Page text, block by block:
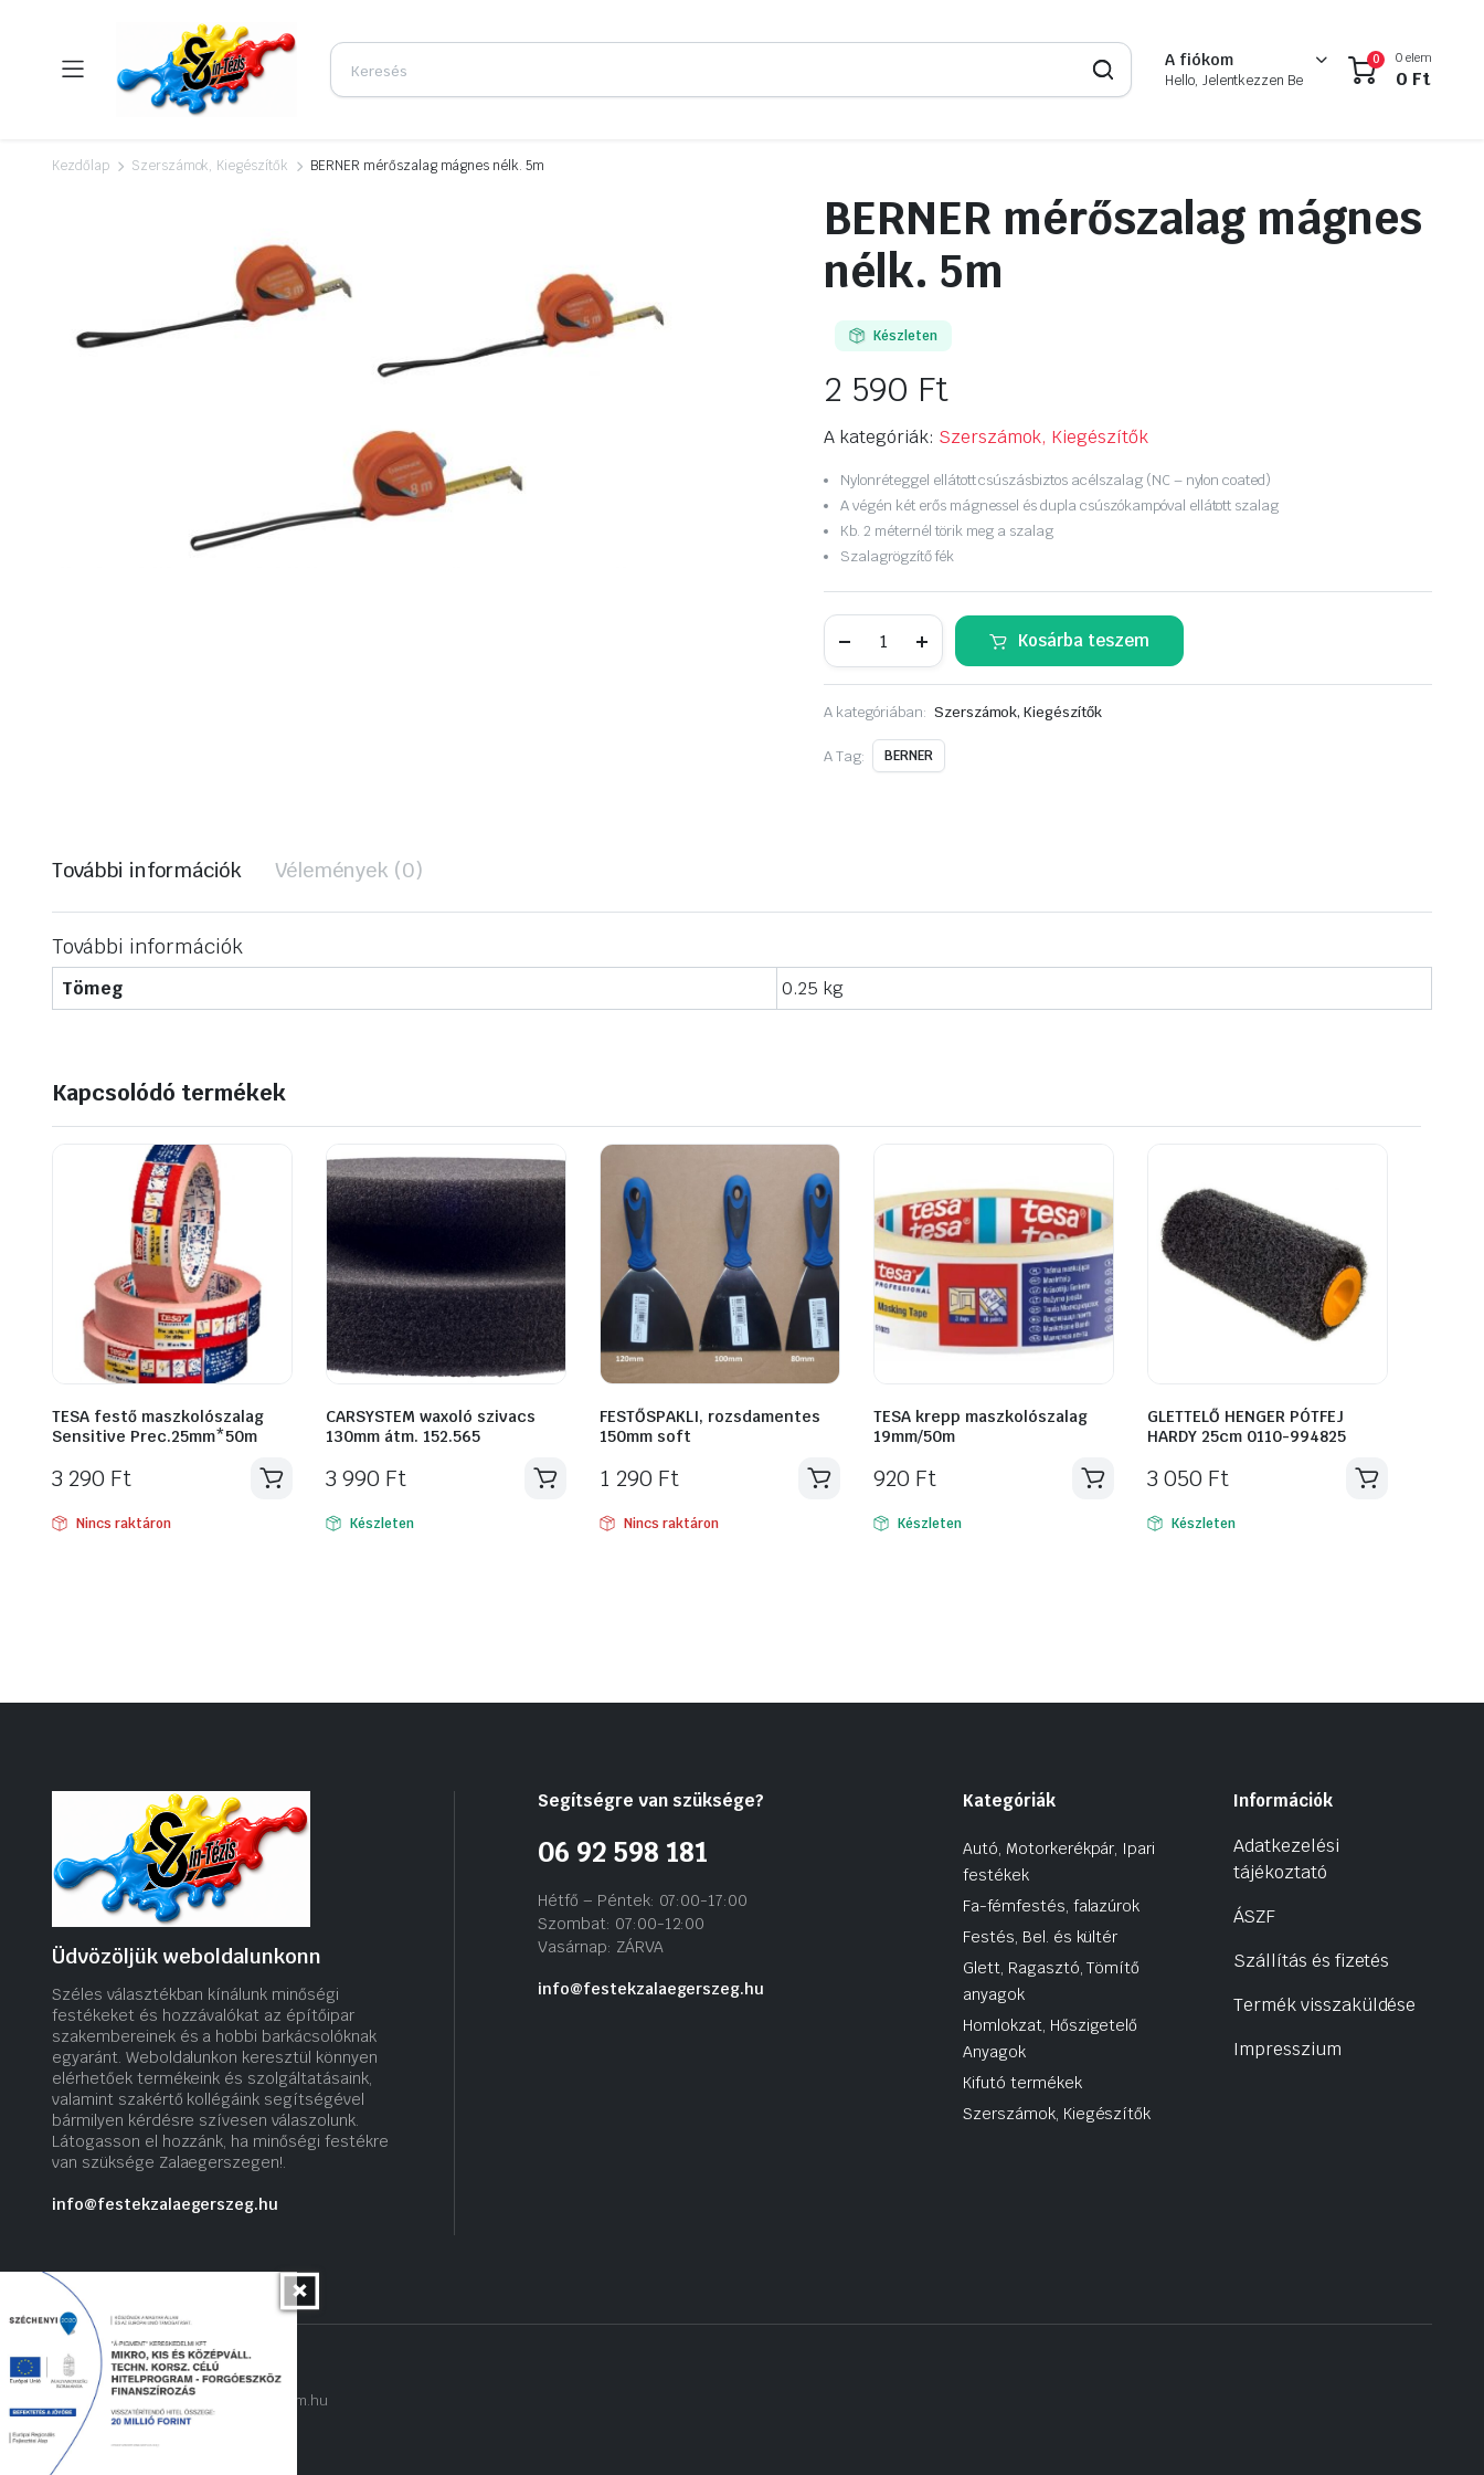
A fiókom
Hello, Jelentkezzen Be
0 0 elem
0 Ft
Kezdőlap Szerszámok, Kiegészítők BERNER mérőszalag mágnes nélk. 5m
BERNER mérőszalag mágnes
nélk. 5m
Készleten
2 590 Ft
A kategóriák: Szerszámok, Kiegészítők
Nylonréteggel ellátott csúszásbiztos acélszalag (NC – nylon coated)
A végén két erős mágnessel és dupla csúszókampóval ellátott szalag
Kb. 2 méternél törik meg a szalag
Szalagrögzítő fék
mérőszalag
nélk.
mennyiség
Kosárba teszem
A kategóriában: Szerszámok, Kiegészítők
A Tag: BERNER
További információk Vélemények (0)
További információk
Tömeg 0.25 kg
Kapcsolódó termékek
TESA festő maszkolószalag
Sensitive Prec.25mm*50m
3 290 Ft
Nincs raktáron
CARSYSTEM waxoló szivacs
130mm átm. 152.565
3 990 Ft
Készleten
FESTŐSPAKLI, rozsdamentes
150mm soft
1 290 Ft
Nincs raktáron
TESA krepp maszkolószalag
19mm/50m
920 Ft
Készleten
GLETTELŐ HENGER PÓTFEJ
HARDY 25cm 0110-994825
3 050 Ft
Készleten
Üdvözöljük weboldalunkonn
Széles választékban kínálunk minőségi
festékeket és hozzávalókat az építőipar
szakembereinek és a hobbi barkácsolóknak
egyaránt. Weboldalunkon keresztül könnyen
elérhetőek termékeink és szolgáltatásaink,
valamint szakértő kollégáink segítségével
bármilyen kérdésre szívesen válaszolunk.
Látogasson el hozzánk, ha minőségi festékre
van szüksége Zalaegerszegen!.
info@festekzalaegerszeg.hu
Segítségre van szüksége?
06 92 598 181
Hétfő – Péntek: 07:00-17:00
Szombat: 07:00-12:00
Vasárnap: ZÁRVA
info@festekzalaegerszeg.hu
Kategóriák
Autó, Motorkerékpár, Ipari
festékek
Fa-fémfestés, falazúrok
Festés, Bel. és kültér
Glett, Ragasztó, Tömítő
anyagok
Homlokzat, Hőszigetelő
Anyagok
Kifutó termékek
Szerszámok, Kiegészítők
Információk
Adatkezelési
tájékoztató
ÁSZF
Szállítás és fizetés
Termék visszaküldése
Impresszium
Copyright 2022 © hogyantalaljanakram.hu